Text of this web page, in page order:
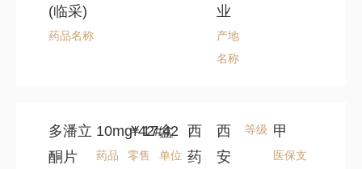
(临采)
药品名称
业
产地
名称
多潘立
酮片
10mg*42#
药品
￥17.42
零售
盒
单位
西
药
西
安
等级 甲
医保支